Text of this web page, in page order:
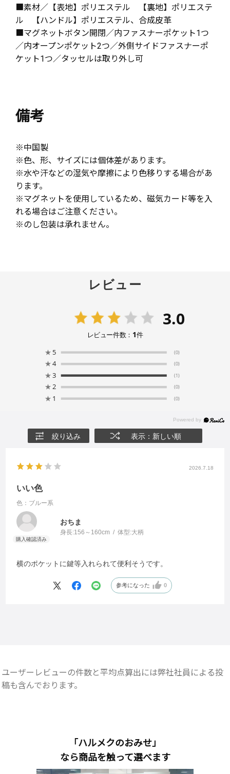
■素材／【表地】ポリエステル 【裏地】ポリエステ
ル 【ハンドル】ポリエステル、合成皮革
■マグネットボタン開閉／内ファスナーポケット1つ
／内オープンポケット2つ／外側サイドファスナーポ
ケット1つ／タッセルは取り外し可
備考
※中国製
※色、形、サイズには個体差があります。
※水や汗などの湿気や摩擦により色移りする場合があ
ります。
※マグネットを使用しているため、磁気カード等を入
れる場合はご注意ください。
※のし包装は承れません。
レビュー
3.0
レビュー件数： 1件
★ 5 (0)
★4 (0)
★3 (1)
★2 (0)
★ 1 (0)
絞り込み 表示：新しい順
2026.7.18
いい色
色：ブルー系
おちま
身長:156～160cm 体型:大柄
横のポケットに鍵等入れられて便利そうです。
参考になった 0
ユーザーレビューの件数と平均点算出には弊社社員による投
稿も含んでおります。
「ハルメクのおみせ」
なら商品を触って選べます